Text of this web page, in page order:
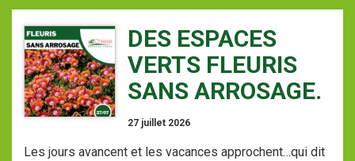
DES ESPACES
VERTS FLEURIS
SANS ARROSAGE.
27 juillet 2026
Les jours avancent et les vacances approchent…qui dit